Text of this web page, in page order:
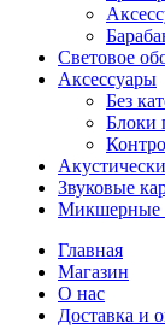
Световое
Аксессуары
Без
Блоки
Звуковые
Микшерные
Главная
Магазин
О нас
Доставка и